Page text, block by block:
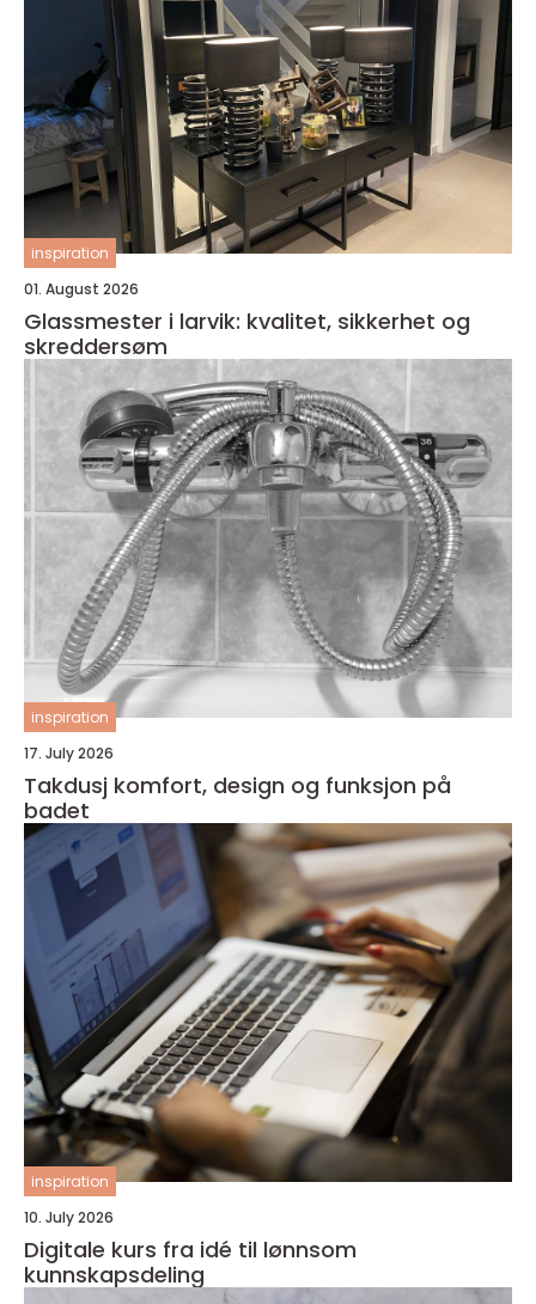
inspiration
01. August 2026
Glassmester i larvik: kvalitet, sikkerhet og
skreddersøm
inspiration
17. July 2026
Takdusj komfort, design og funksjon på
badet
inspiration
10. July 2026
Digitale kurs fra idé til lønnsom
kunnskapsdeling